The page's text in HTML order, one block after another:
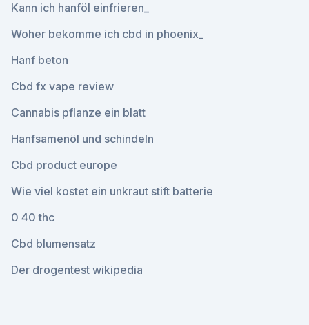
Kann ich hanföl einfrieren_
Woher bekomme ich cbd in phoenix_
Hanf beton
Cbd fx vape review
Cannabis pflanze ein blatt
Hanfsamenöl und schindeln
Cbd product europe
Wie viel kostet ein unkraut stift batterie
0 40 thc
Cbd blumensatz
Der drogentest wikipedia